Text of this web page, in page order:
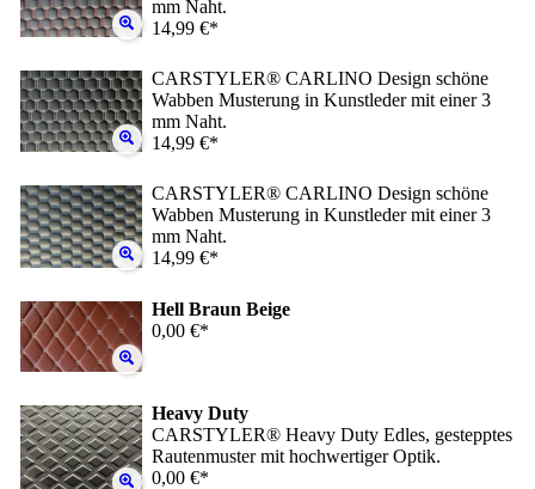
mm Naht.
14,99 €*
CARSTYLER® CARLINO Design schöne
Wabben Musterung in Kunstleder mit einer 3
mm Naht.
14,99 €*
CARSTYLER® CARLINO Design schöne
Wabben Musterung in Kunstleder mit einer 3
mm Naht.
14,99 €*
Hell Braun Beige
0,00 €*
Heavy Duty
CARSTYLER® Heavy Duty Edles, gestepptes
Rautenmuster mit hochwertiger Optik.
0,00 €*